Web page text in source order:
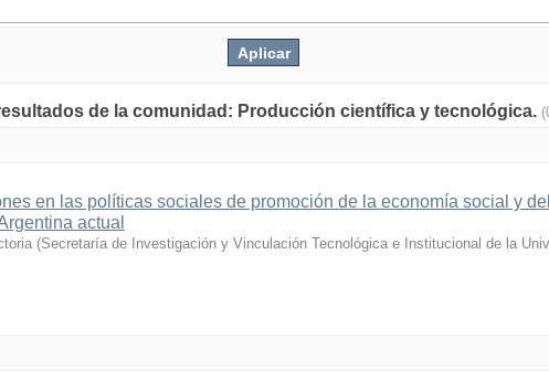
de la comunidad: Producción científica y tecnológica.
en las políticas sociales de promoción de la economía social y
actual
(Secretaría de Investigación y Vinculación Tecnológica e Institucional de la